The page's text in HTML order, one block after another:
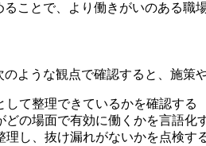
ことで、より働きがいのある職
ような観点で確認すると、施策
て整理できているかを確認する
の場面で有効に働くかを言語化
し、抜け漏れがないかを点検す